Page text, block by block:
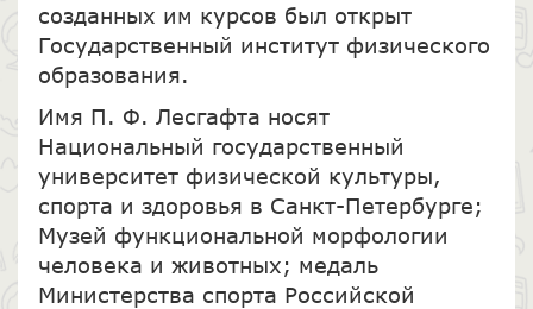
созданных им курсов был открыт
Государственный институт физического
образования.
Имя П. Ф. Лесгафта носят
Национальный государственный
университет физической культуры,
спорта и здоровья в Санкт-Петербурге;
Музей функциональной морфологии
человека и животных; медаль
Министерства спорта Российской